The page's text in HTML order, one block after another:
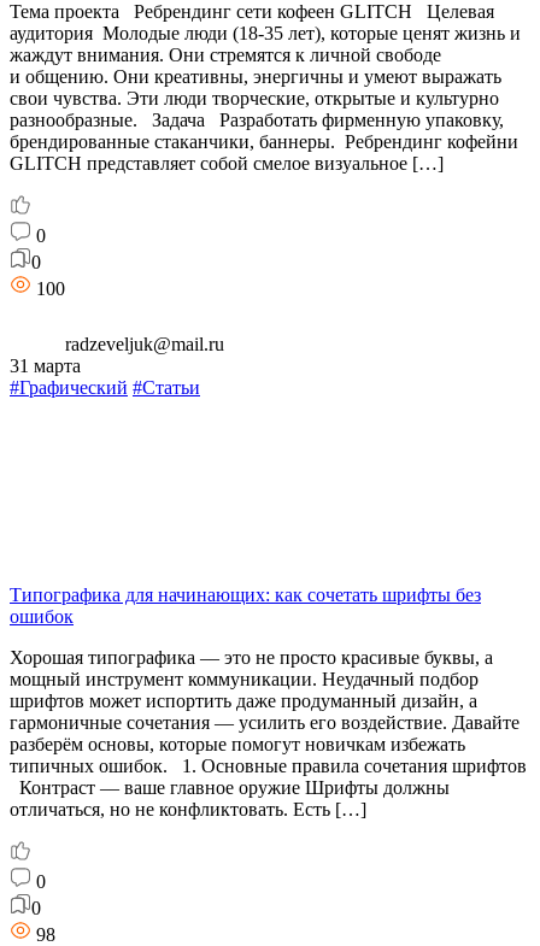
Тема проекта Ребрендинг сети кофеен GLITCH Целевая
аудитория Молодые люди (18-35 лет), которые ценят жизнь и
жаждут внимания. Они стремятся к личной свободе
и общению. Они креативны, энергичны и умеют выражать
свои чувства. Эти люди творческие, открытые и культурно
разнообразные. Задача Разработать фирменную упаковку,
брендированные стаканчики, баннеры. Ребрендинг кофейни
GLITCH представляет собой смелое визуальное […]
0
0
100
radzeveljuk@mail.ru
31 марта
#Графический #Статьи
Типографика для начинающих: как сочетать шрифты без
ошибок
Хорошая типографика — это не просто красивые буквы, а
мощный инструмент коммуникации. Неудачный подбор
шрифтов может испортить даже продуманный дизайн, а
гармоничные сочетания — усилить его воздействие. Давайте
разберём основы, которые помогут новичкам избежать
типичных ошибок. 1. Основные правила сочетания шрифтов
Контраст — ваше главное оружие Шрифты должны
отличаться, но не конфликтовать. Есть […]
0
0
98